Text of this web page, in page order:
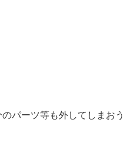
パーツ等も外してしまおう